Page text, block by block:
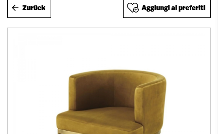
Zurück Aggiungi ai preferiti